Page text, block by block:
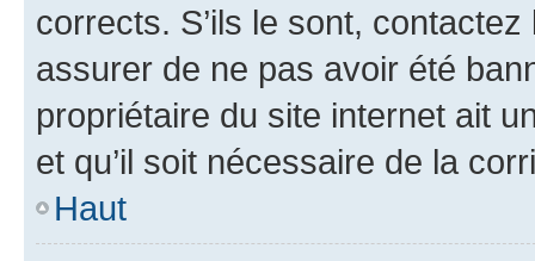
corrects. S’ils le sont,
assurer de ne pas avoir été
propriétaire du site internet ait
et qu’il soit nécessaire de la
Haut